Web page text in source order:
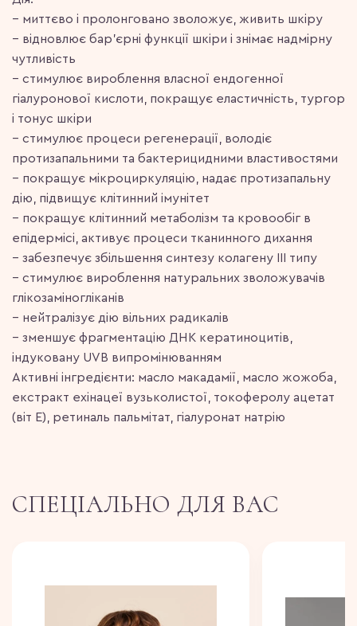
– миттєво і пролонговано зволожує, живить шкіру
– відновлює бар’єрні функції шкіри і знімає надмірну
чутливість
– стимулює вироблення власної ендогенної
гіалуронової кислоти, покращує еластичність, тургор
і тонус шкіри
– стимулює процеси регенерації, володіє
протизапальними та бактерицидними властивостями
– покращує мікроциркуляцію, надає протизапальну
дію, підвищує клітинний імунітет
– покращує клітинний метаболізм та кровообіг в
епідермісі, активує процеси тканинного дихання
– забезпечує збільшення синтезу колагену III типу
– стимулює вироблення натуральних зволожувачів
глікозаміногліканів
– нейтралізує дію вільних радикалів
– зменшує фрагментацію ДНК кератиноцитів,
індуковану UVВ випромінюванням
Активні інгредієнти: масло макадамії, масло жожоба,
екстракт ехінацеї вузьколистої, токоферолу ацетат
(віт Е), ретиналь пальмітат, гіалуронат натрію
СПЕЦІАЛЬНО ДЛЯ ВАС